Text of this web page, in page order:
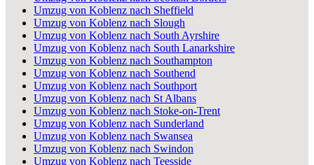
Umzug von Koblenz nach Sheffield
Umzug von Koblenz nach Slough
Umzug von Koblenz nach South Ayrshire
Umzug von Koblenz nach South Lanarkshire
Umzug von Koblenz nach Southampton
Umzug von Koblenz nach Southend
Umzug von Koblenz nach Southport
Umzug von Koblenz nach St Albans
Umzug von Koblenz nach Stoke-on-Trent
Umzug von Koblenz nach Sunderland
Umzug von Koblenz nach Swansea
Umzug von Koblenz nach Swindon
Umzug von Koblenz nach Teesside